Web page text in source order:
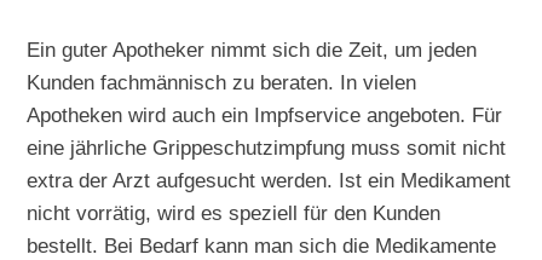
Ein guter Apotheker nimmt sich die Zeit, um jeden
Kunden fachmännisch zu beraten. In vielen
Apotheken wird auch ein Impfservice angeboten. Für
eine jährliche Grippeschutzimpfung muss somit nicht
extra der Arzt aufgesucht werden. Ist ein Medikament
nicht vorrätig, wird es speziell für den Kunden
bestellt. Bei Bedarf kann man sich die Medikamente